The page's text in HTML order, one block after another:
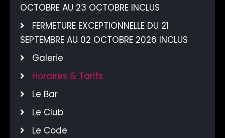
OCTOBRE AU 23 OCTOBRE INCLUS
FERMETURE EXCEPTIONNELLE DU 21
SEPTEMBRE AU 02 OCTOBRE 2026 INCLUS
Galerie
Horaires & Tarifs
Le Bar
Le Club
Le Code